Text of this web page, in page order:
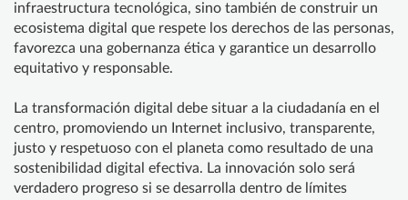
infraestructura tecnológica, sino también de construir un
ecosistema digital que respete los derechos de las personas,
favorezca una gobernanza ética y garantice un desarrollo
equitativo y responsable.
La transformación digital debe situar a la ciudadanía en el
centro, promoviendo un Internet inclusivo, transparente,
justo y respetuoso con el planeta como resultado de una
sostenibilidad digital efectiva. La innovación solo será
verdadero progreso si se desarrolla dentro de límites